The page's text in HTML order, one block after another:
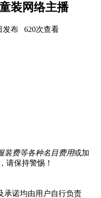
装网络主播
发布 620次查看
装费等各种名目费用或加
请保持警惕！
承诺均由用户自行负责